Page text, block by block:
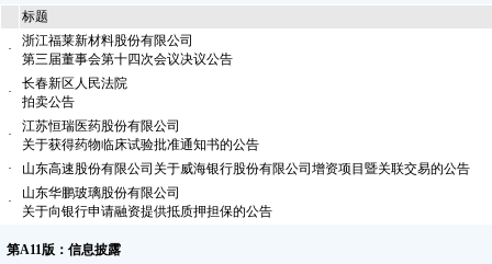
标题
·
浙江福莱新材料股份有限公司
第三届董事会第十四次会议决议公告
·
长春新区人民法院
拍卖公告
·
江苏恒瑞医药股份有限公司
关于获得药物临床试验批准通知书的公告
·
山东高速股份有限公司关于威海银行股份有限公司增资项目暨关联交易的公告
·
山东华鹏玻璃股份有限公司
关于向银行申请融资提供抵质押担保的公告
第A11版：信息披露